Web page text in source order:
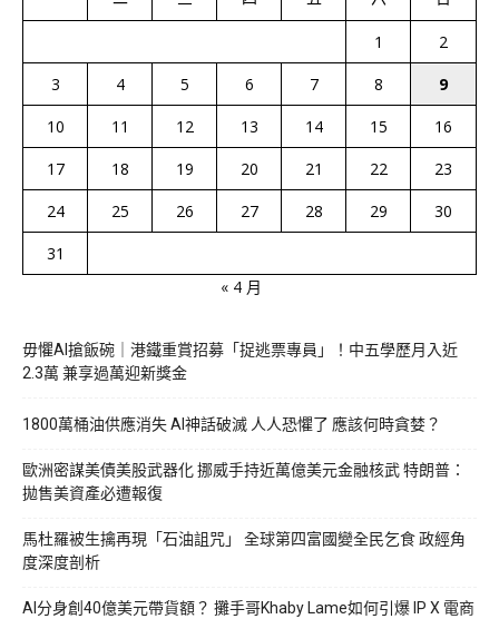
1
2
3
4 5 6 7 8
9
10
11 12 13 14 15
16
17
18 19 20 21 22
23
24
25 26 27 28 29
30
31
« 4 月
毋懼AI搶飯碗｜港鐵重賞招募「捉逃票專員」！中五學歷月入近
2.3萬 兼享過萬迎新獎金
1800萬桶油供應消失 AI神話破滅 人人恐懼了 應該何時貪婪？
歐洲密謀美債美股武器化 挪威手持近萬億美元金融核武 特朗普：
拋售美資產必遭報復
馬杜羅被生擒再現「石油詛咒」 全球第四富國變全民乞食 政經角
度深度剖析
AI分身創40億美元帶貨額？ 攤手哥Khaby Lame如何引爆 IP X 電商